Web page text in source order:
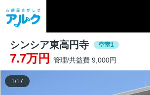
シンシア東高円寺 空室1
7.7万円 管理/共益費 9,000円
1 /17